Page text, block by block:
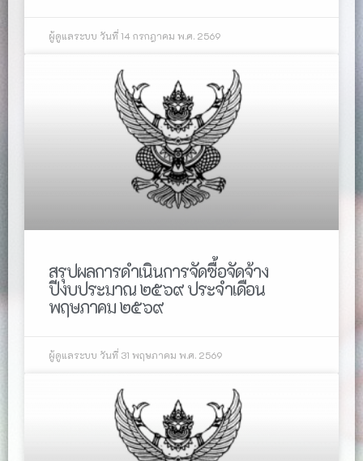
ผู้ดูแลระบบ วันที่ 14 กรกฎาคม พ.ศ. 2569
สรุปผลการดำเนินการจัดซื้อจัดจ้าง
ปีงบประมาณ ๒๕๖๙ ประจำเดือน
พฤษภาคม ๒๕๖๙
ผู้ดูแลระบบ วันที่ 31 พฤษภาคม พ.ศ. 2569